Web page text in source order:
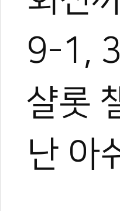
9-1,
샬롯
난 아